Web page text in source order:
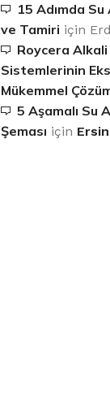
15 Adımda Su
ve Tamiri için
Roycera
Sistemlerinin
Mükemmel
5 Aşamalı Su
Şeması için